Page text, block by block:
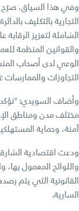
وفي هذا السياق، صرّح
التجارية بالتكليف
الشاملة لتعزيز
والقوانين المنظمة
الوعي لدى أصحاب
التجاوزات والممارسات
وأضاف السويدي: "نؤكد
مختلف مدن ومناطق
آمنة، وحماية
ودعت اقتصادية
واللوائح المعمول
القانونية التي يتم
السارية.